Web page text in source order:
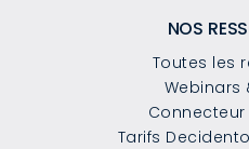
NOS
Toutes les
Webinars
Tarifs